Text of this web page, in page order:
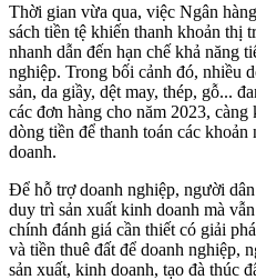
Thời gian vừa qua, việc Ngân
sách tiền tệ khiến thanh khoản thị
nhanh dẫn đến hạn chế khả năng
nghiệp. Trong bối cảnh đó, nhiều
sản, da giầy, dệt may, thép, gỗ...
các đơn hàng cho năm 2023,
dòng tiền để thanh toán các
doanh.
Để hỗ trợ doanh nghiệp, người
duy trì sản xuất kinh doanh mà
chính đánh giá cần thiết có giải
và tiền thuê đất để doanh nghiệp,
sản xuất, kinh doanh, tạo đà thúc